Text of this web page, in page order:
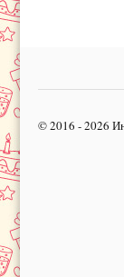
© 2016 - 2026